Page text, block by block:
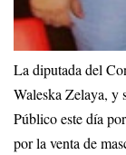
La diputada del
Waleska Zelaya, y
Público este día
por la venta de